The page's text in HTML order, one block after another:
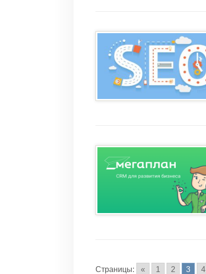
Страницы: « 1 2 3 4